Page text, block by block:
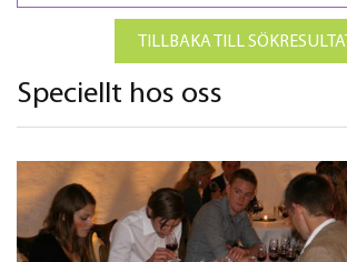
TILLBAKA TILL SÖKRESULTAT
Speciellt hos oss